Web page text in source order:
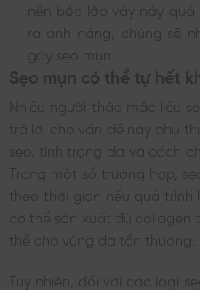
nên bóc lớp vảy này
ra ánh nắng, chúng sẽ
gây sẹo mụn.
Sẹo mụn có thể tự hết
Nhiều người thắc mắc liệu
trả lời cho vấn đề này phụ
sẹo, tình trạng da và cách
Trong một số trường hợp,
theo thời gian nếu quá
cơ thể sản xuất đủ
thế cho vùng da tổn thương.
Tuy nhiên, đối với các loại